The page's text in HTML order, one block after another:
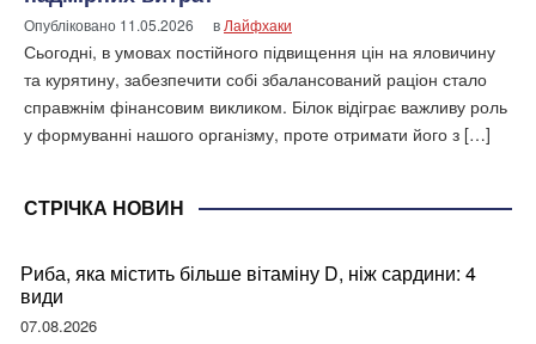
Опубліковано 11.05.2026 в Лайфхаки
Сьогодні, в умовах постійного підвищення цін на яловичину
та курятину, забезпечити собі збалансований раціон стало
справжнім фінансовим викликом. Білок відіграє важливу роль
у формуванні нашого організму, проте отримати його з […]
СТРІЧКА НОВИН
Риба, яка містить більше вітаміну D, ніж сардини: 4
види
07.08.2026